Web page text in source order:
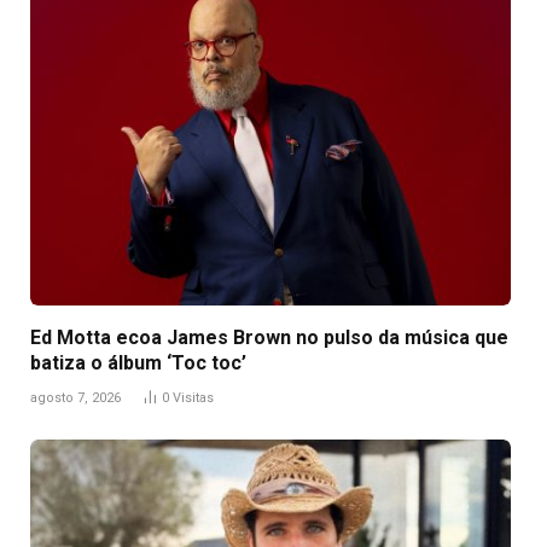
Ed Motta ecoa James Brown no pulso da música que
batiza o álbum ‘Toc toc’
agosto 7, 2026 0 Visitas